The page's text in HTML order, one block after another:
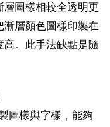
圖樣相較全透明更
層顏色圖樣印製在
。此手法缺點是隨
圖樣與字樣，能夠